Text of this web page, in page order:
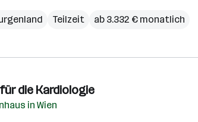
Teilzeit ab 3.332 € monatlich
die Kardiologie
in Wien